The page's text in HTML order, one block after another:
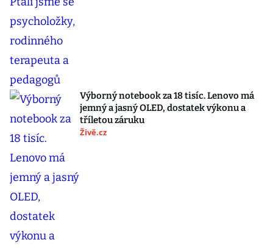
Výborný notebook za 18 tisíc. Lenovo má
jemný a jasný OLED, dostatek výkonu a
tříletou záruku
Živě.cz